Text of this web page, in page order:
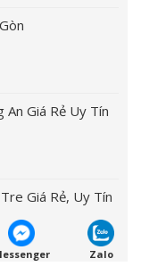
Giá Rẻ Uy Tín
Giá Rẻ, Uy Tín
Zalo